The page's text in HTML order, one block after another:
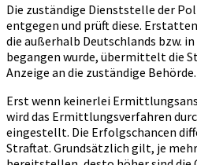
Die zuständige Dienststelle der
entgegen und prüft diese.
die außerhalb Deutschlands bzw.
begangen wurde, übermittelt die
Anzeige an die zuständige Behörde.
Erst wenn keinerlei
wird das Ermittlungsverfahren
eingestellt. Die Erfolgschancen
Straftat. Grundsätzlich gilt, je